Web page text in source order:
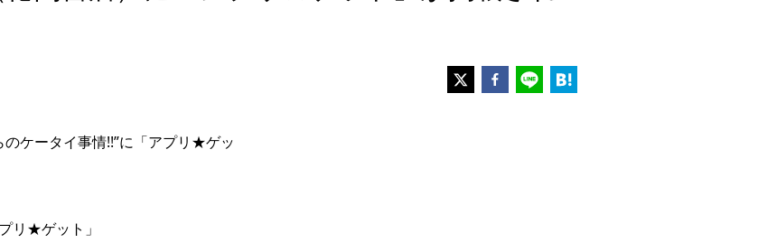
ケータイ事情!!”に「アプリ★ゲッ
リ★ゲット」